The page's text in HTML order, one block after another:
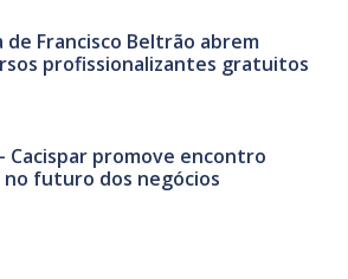
Francisco Beltrão abrem
profissionalizantes gratuitos
Cacispar promove encontro
futuro dos negócios